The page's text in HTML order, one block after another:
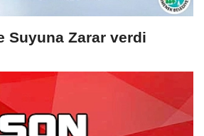
Suyuna Zarar verdi